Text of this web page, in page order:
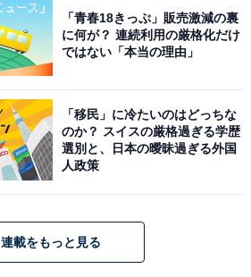
「青春18きっぷ」販売激減の裏
に何が？ 連続利用の厳格化だけ
ではない「本当の理由」
「移民」に冷たいのはどっちな
のか？ スイスの厳格過ぎる学歴
選別と、日本の曖昧過ぎる外国
人政策
連載をもっと見る